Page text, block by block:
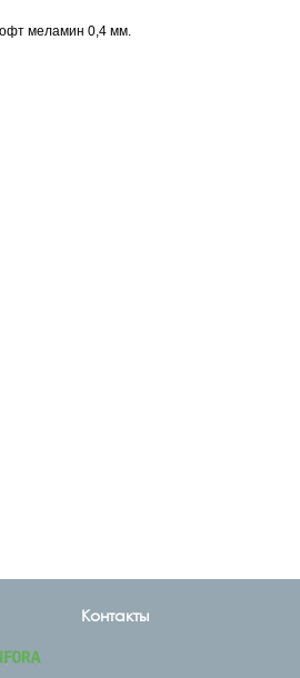
меламин 0,4 мм.
Контакты